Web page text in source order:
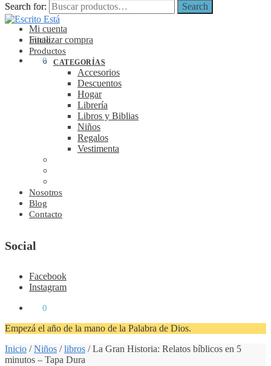
Search for: Search
Mi cuenta
Finalizar compra
0
Search for: Search
Inicio
Productos
CATEGORÍAS
Accesorios
Descuentos
Hogar
Librería
Libros y Biblias
Niños
Regalos
Vestimenta
Nosotros
Blog
Contacto
Social
Facebook
Instagram
0
Empezá el año de la mano de la Palabra de Dios.
Inicio /Niños /libros /La Gran Historia: Relatos bíblicos en 5
minutos – Tapa Dura